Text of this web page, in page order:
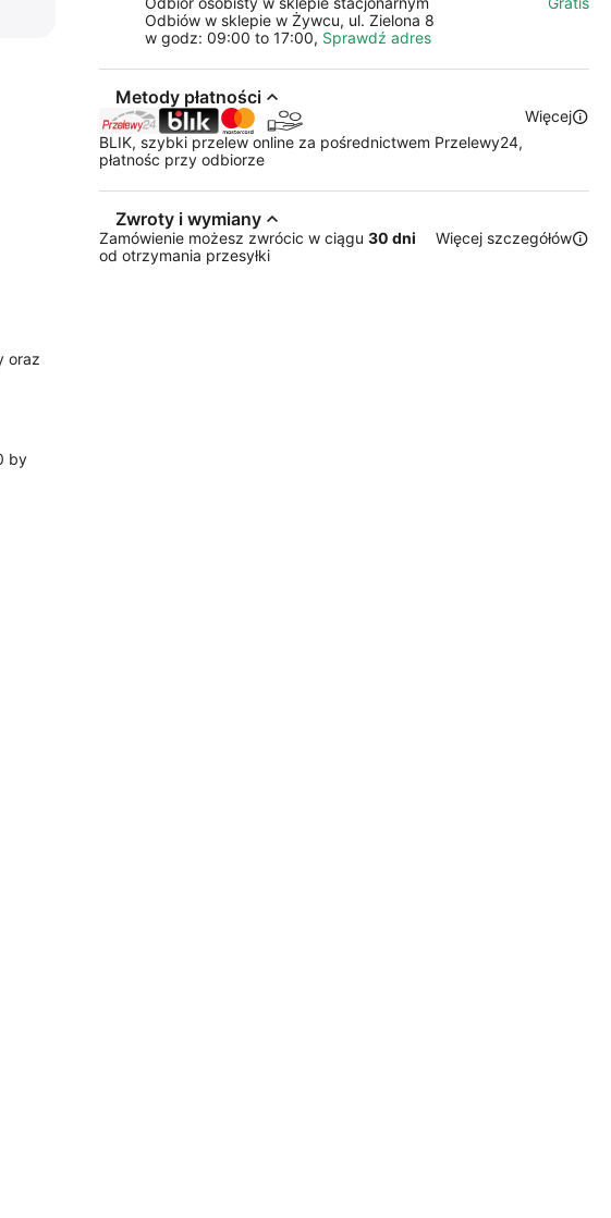
Odbiów w sklepie w Żywcu, ul. Zielona 8
w godz: 09:00 to 17:00, Sprawdź adres
Metody płatności
BLIK, szybki przelew online za pośrednictwem Przelewy24,
płatnośc przy odbiorze
Więcej
Zwroty i wymiany
Zamówienie możesz zwrócic w ciągu 30 dni
od otrzymania przesyłki
Więcej szczegółów
oraz
by